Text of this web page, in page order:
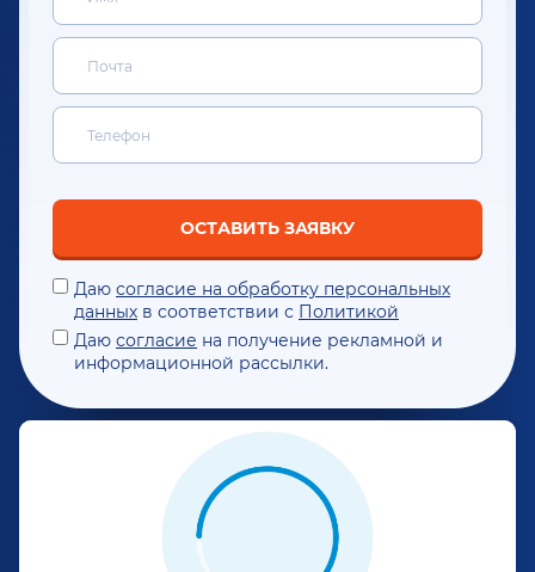
ОСТАВИТЬ ЗАЯВКУ
Даю согласие на обработку персональных
данных в соответствии с Политикой
Даю согласие на получение рекламной и
информационной рассылки.